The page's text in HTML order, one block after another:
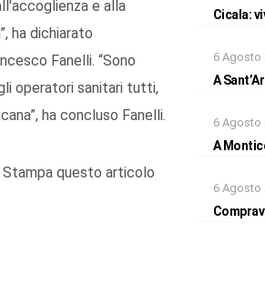
e alla
ha dichiarato
Fanelli. “Sono
operatori sanitari tutti,
ha concluso Fanelli.
Stampa questo articolo
Cicala:
6 Agosto
A
6 Agosto
A
6 Agosto